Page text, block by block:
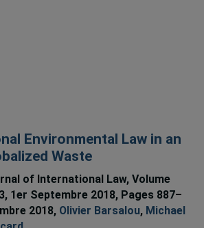
Environmental Law in an
Waste
of International Law, Volume
1er Septembre 2018, Pages 887–
2018, Olivier Barsalou, Michael